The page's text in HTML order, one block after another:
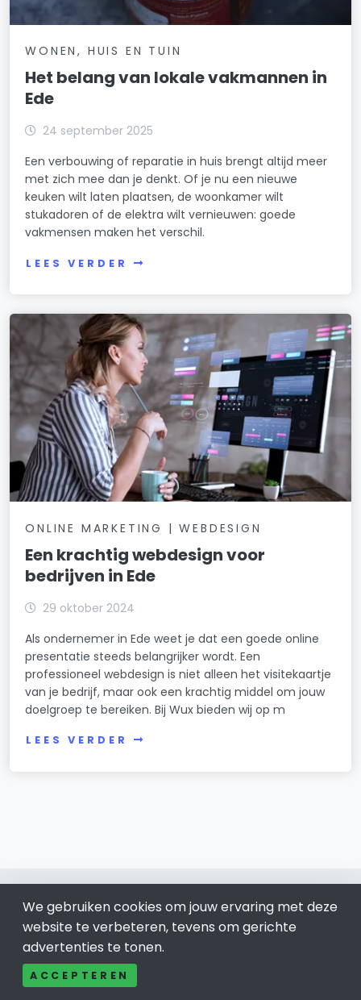
WONEN, HUIS EN TUIN
Het belang van lokale vakmannen in
Ede
24 september 2025
Een verbouwing of reparatie in huis brengt altijd meer
met zich mee dan je denkt. Of je nu een nieuwe
keuken wilt laten plaatsen, de woonkamer wilt
stukadoren of de elektra wilt vernieuwen: goede
vakmensen maken het verschil.
LEES VERDER
ONLINE MARKETING | WEBDESIGN
Een krachtig webdesign voor
bedrijven in Ede
29 oktober 2024
Als ondernemer in Ede weet je dat een goede online
presentatie steeds belangrijker wordt. Een
professioneel webdesign is niet alleen het visitekaartje
van je bedrijf, maar ook een krachtig middel om jouw
doelgroep te bereiken. Bij Wux bieden wij op m
LEES VERDER
Ede 0318
Bel ons: 085-04 10 177
We gebruiken cookies om jouw ervaring met deze
website te verbeteren, tevens om gerichte
advertenties te tonen.
ACCEPTEREN